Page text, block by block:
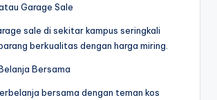
Garage Sale
sale di sekitar kampus seringkali
berkualitas dengan harga miring.
Bersama
bersama dengan teman kos